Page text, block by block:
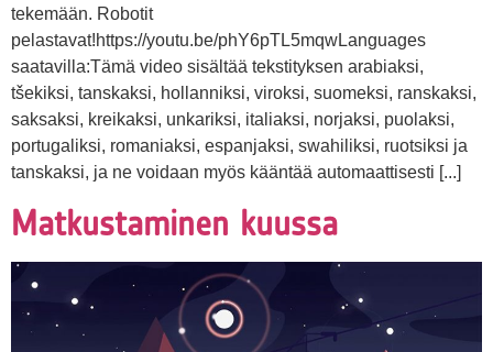
tekemään. Robotit
pelastavat!https://youtu.be/phY6pTL5mqwLanguages
saatavilla:Tämä video sisältää tekstityksen arabiaksi,
tšekiksi, tanskaksi, hollanniksi, viroksi, suomeksi, ranskaksi,
saksaksi, kreikaksi, unkariksi, italiaksi, norjaksi, puolaksi,
portugaliksi, romaniaksi, espanjaksi, swahiliksi, ruotsiksi ja
tanskaksi, ja ne voidaan myös kääntää automaattisesti [...]
Matkustaminen kuussa